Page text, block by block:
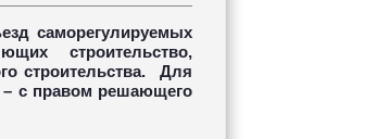
саморегулируемых
строительство,
строительства. Для
– с правом решающего